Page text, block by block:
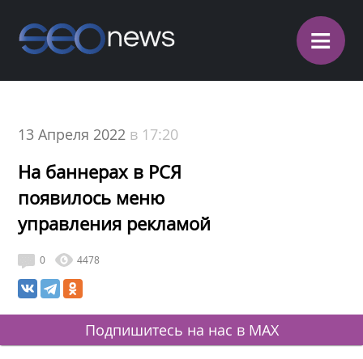
≡
13 Апреля 2022 в 17:20
На баннерах в РСЯ
появилось меню
управления рекламой
0 4478
Подпишитесь на нас в MAX